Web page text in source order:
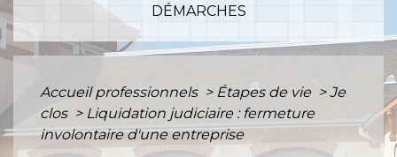
DÉMARCHES
Accueil professionnels > Étapes de vie > Je
clos > Liquidation judiciaire : fermeture
involontaire d'une entreprise